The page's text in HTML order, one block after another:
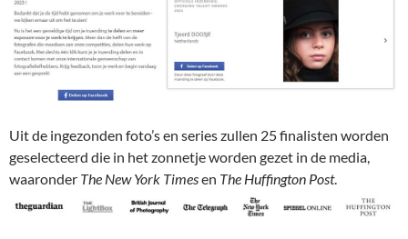
Uit de ingezonden foto’s en series zullen 25 finalisten worden
geselecteerd die in het zonnetje worden gezet in de media,
waaronder The New York Timesen The Huffington Post.